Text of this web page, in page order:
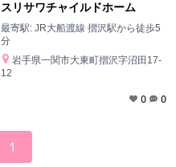
スリサワチャイルドホーム
最寄駅: JR大船渡線 摺沢駅から徒歩5
分
岩手県一関市大東町摺沢字沼田17-
12
0 0
1